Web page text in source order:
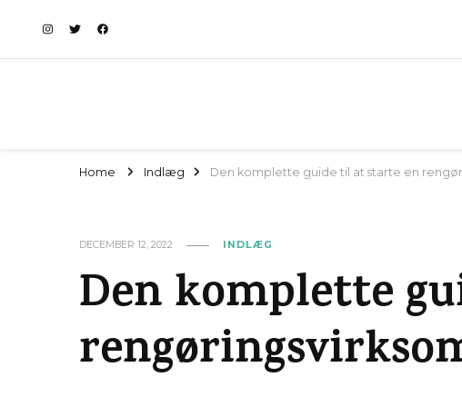
Home Indlæg Den komplette guide til at starte en
DECEMBER 12, 2022 INDLÆG
Den komplette